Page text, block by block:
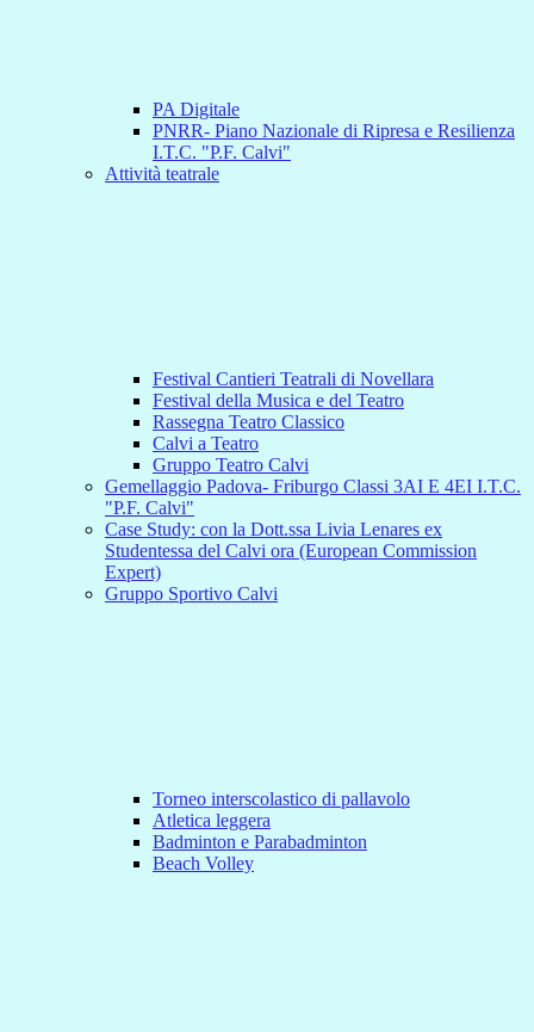
PA Digitale
PNRR- Piano Nazionale di Ripresa e Resilienza
I.T.C. "P.F. Calvi"
Attività teatrale
Festival Cantieri Teatrali di Novellara
Festival della Musica e del Teatro
Rassegna Teatro Classico
Calvi a Teatro
Gruppo Teatro Calvi
Gemellaggio Padova- Friburgo Classi 3AI E 4EI I.T.C.
"P.F. Calvi"
Case Study: con la Dott.ssa Livia Lenares ex
Studentessa del Calvi ora (European Commission
Expert)
Gruppo Sportivo Calvi
Torneo interscolastico di pallavolo
Atletica leggera
Badminton e Parabadminton
Beach Volley